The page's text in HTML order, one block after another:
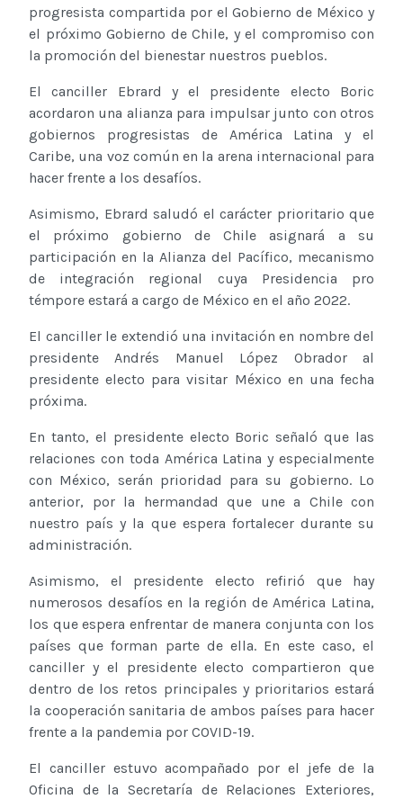
progresista compartida por el Gobierno de México y
el próximo Gobierno de Chile, y el compromiso con
la promoción del bienestar nuestros pueblos.
El canciller Ebrard y el presidente electo Boric
acordaron una alianza para impulsar junto con otros
gobiernos progresistas de América Latina y el
Caribe, una voz común en la arena internacional para
hacer frente a los desafíos.
Asimismo, Ebrard saludó el carácter prioritario que
el próximo gobierno de Chile asignará a su
participación en la Alianza del Pacífico, mecanismo
de integración regional cuya Presidencia pro
témpore estará a cargo de México en el año 2022.
El canciller le extendió una invitación en nombre del
presidente Andrés Manuel López Obrador al
presidente electo para visitar México en una fecha
próxima.
En tanto, el presidente electo Boric señaló que las
relaciones con toda América Latina y especialmente
con México, serán prioridad para su gobierno. Lo
anterior, por la hermandad que une a Chile con
nuestro país y la que espera fortalecer durante su
administración.
Asimismo, el presidente electo refirió que hay
numerosos desafíos en la región de América Latina,
los que espera enfrentar de manera conjunta con los
países que forman parte de ella. En este caso, el
canciller y el presidente electo compartieron que
dentro de los retos principales y prioritarios estará
la cooperación sanitaria de ambos países para hacer
frente a la pandemia por COVID-19.
El canciller estuvo acompañado por el jefe de la
Oficina de la Secretaría de Relaciones Exteriores,